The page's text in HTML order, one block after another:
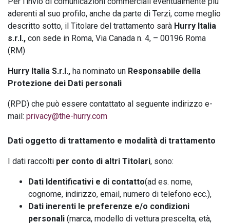
aderenti al suo profilo, anche da parte di Terzi, come meglio
descritto sotto, il Titolare del trattamento sarà Hurry Italia
s.r.l., con sede in Roma, Via Canada n. 4, – 00196 Roma
(RM)
Hurry Italia S.r.l., ha nominato un Responsabile della
Protezione dei Dati personali
(RPD) che può essere contattato al seguente indirizzo e-
mail: privacy@the-hurry.com
Dati oggetto di trattamento e modalità di trattamento
I dati raccolti per conto di altri Titolari, sono:
Dati Identificativi e di contatto(ad es. nome,
cognome, indirizzo, email, numero di telefono ecc.),
Dati inerenti le preferenze e/o condizioni
personali (marca, modello di vettura prescelta, età,